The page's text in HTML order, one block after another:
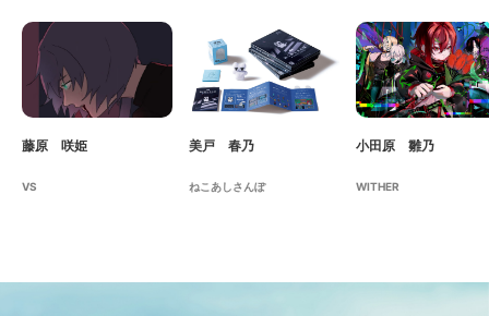
藤原 咲姫
VS
美戸 春乃
ねこあしさんぽ
小田原 雛乃
WITHER